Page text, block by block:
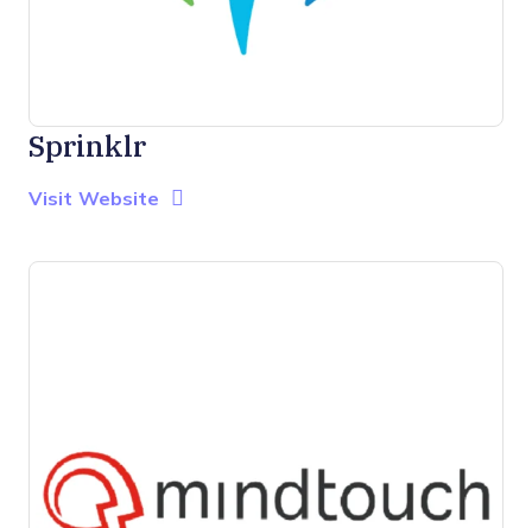
Sprinklr
Visit Website Opens New Window